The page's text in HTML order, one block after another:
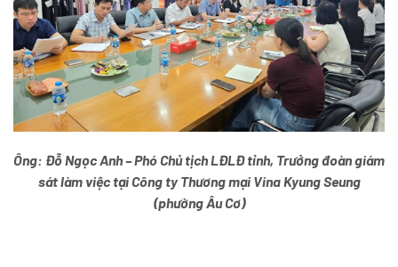
Ông: Đỗ Ngọc Anh – Phó Chủ tịch LĐLĐ tỉnh, Trưởng đoàn giám
sát làm việc tại Công ty Thương mại Vina Kyung Seung
(phường Âu Cơ)